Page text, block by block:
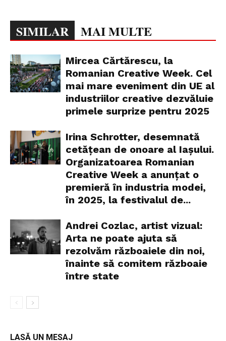
SIMILAR MAI MULTE
Mircea Cărtărescu, la
Romanian Creative Week. Cel
mai mare eveniment din UE al
industriilor creative dezvăluie
primele surprize pentru 2025
Irina Schrotter, desemnată
cetățean de onoare al Iașului.
Organizatoarea Romanian
Creative Week a anunțat o
premieră în industria modei,
în 2025, la festivalul de...
Andrei Cozlac, artist vizual:
Arta ne poate ajuta să
rezolvăm războaiele din noi,
înainte să comitem războaie
între state
LASĂ UN MESAJ